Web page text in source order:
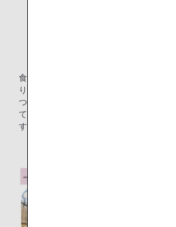
食品残渣を収集後、堆肥が完成するまで
り、栄養たっぷりの堆肥をまいて“ソフト
つまではおよそ2カ月かかります。合計5
て、ミックスサラダとして機内のお客様
す。